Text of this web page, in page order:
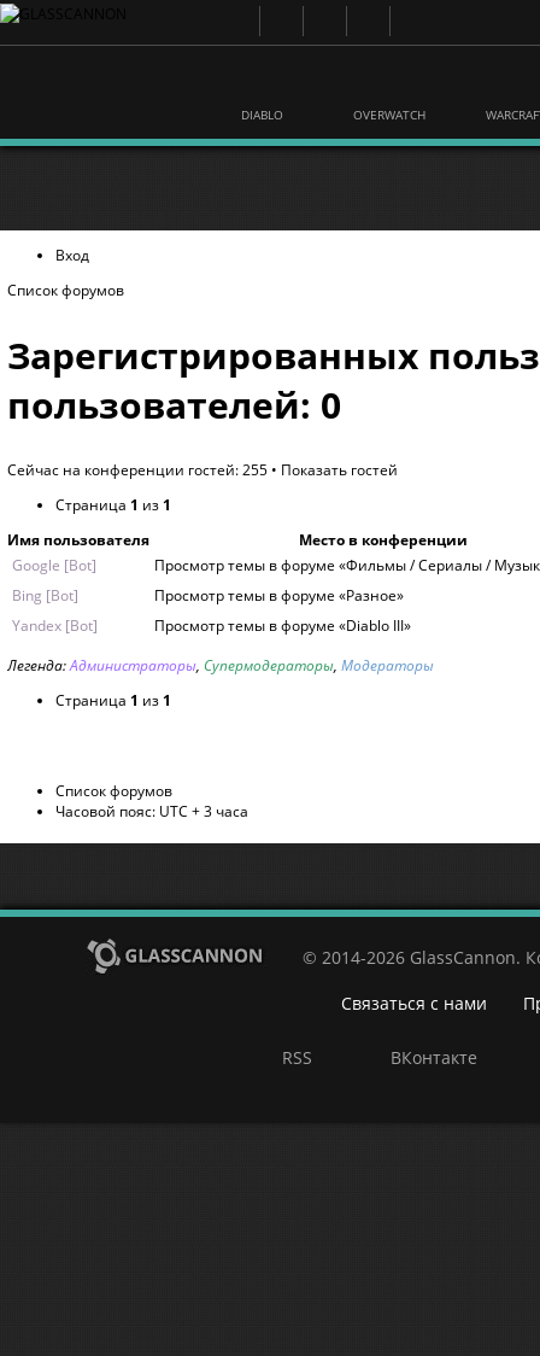
DIABLO OVERWATCH
Вход
Список форумов
Зарегистрированных
пользователей: 0
Сейчас на конференции гостей: 255 • Показать гостей
Страница 1 из 1
Имя пользователя
Место в конференции
Google [Bot]
Просмотр темы в форуме «Фильмы / Сериалы /
Bing [Bot]
Просмотр темы в форуме «Разное»
Yandex [Bot]
Просмотр темы в форуме «Diablo III»
Легенда:Администраторы, Супермодераторы, Модераторы
Страница 1 из 1
Список форумов
Часовой пояс: UTC + 3 часа
© 2014-2026 GlassCannon.
Связаться с нами
RSS ВКонтакте